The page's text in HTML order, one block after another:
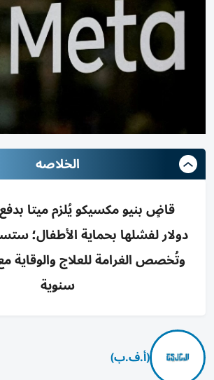
الخلاصه
دولار لفشلها بحماية الأطفال؛
وتُخصص الغرامة للعلاج والوقاية
سنوية
(أ.ف.ب)